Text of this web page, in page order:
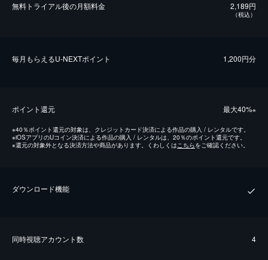
無料トライアル後の⽉額料金 2,189円
（税込）
毎⽉もらえるU-NEXTポイント 1,200円分
ポイント還元 最⼤40%※
※40％ポイント還元の対象は、クレジットカード決済による作品の購入 / レンタルです。
※iOSアプリのUコイン決済による作品の購入 / レンタルは、20％のポイント還元です。
※還元の対象外となる決済方法や商品があります。くわしくはこちらをご確認ください。
ダウンロード機能
同時視聴アカウント数 4